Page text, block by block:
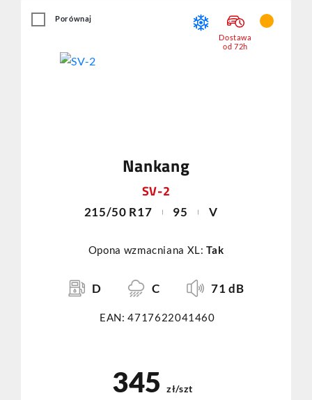
Nankang
SV-2
215/50 R17 95 V
Opona wzmacniana XL:Tak
D C 71 dB
EAN: 4717622041460
Porównaj
Dostawa
od 72h
345 zł/szt